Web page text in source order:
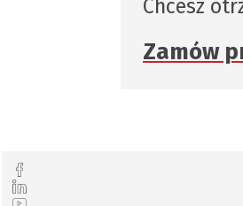
Chcesz
Zamów